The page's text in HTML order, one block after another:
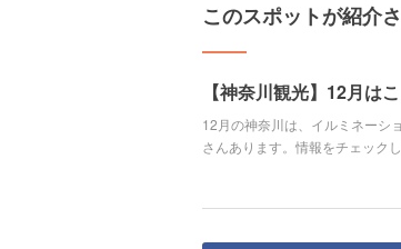
このスポットが紹介
【神奈川観光】12月は
12月の神奈川は、イルミネーシ
さんあります。情報をチェック